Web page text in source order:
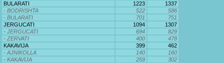
BULARATI
1223
1337
- BODRISHTA
522
586
- BULARATI
701
751
JERGUCATI
1094
1307
- JERGUCATI
694
829
- ZERVATI
400
478
KAKAVIJA
399
462
- AJNIKOLLA
140
160
- KAKAVIJA
259
302